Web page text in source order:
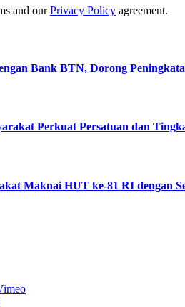
and ourPrivacy Policy agreement.
Bank BTN, Dorong
Perkuat Persatuan dan
Maknai HUT ke-81 RI dengan